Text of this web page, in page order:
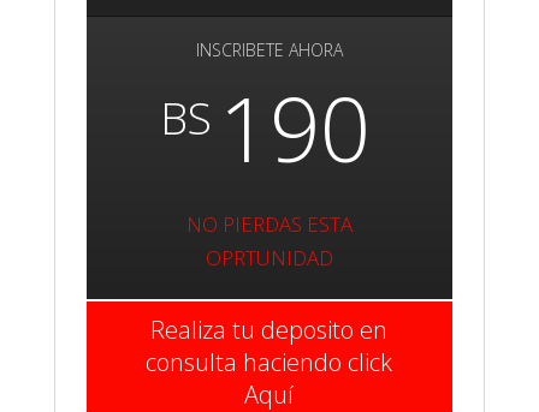
INSCRIBETE AHORA
BS 190
NO PIERDAS ESTA
OPRTUNIDAD
Realiza tu deposito en
consulta haciendo click
Aquí